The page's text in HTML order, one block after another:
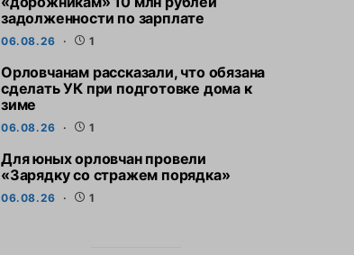
задолженности по зарплате
06.08.26 1
Орловчанам рассказали, что обязана
сделать УК при подготовке дома к
зиме
06.08.26 1
Для юных орловчан провели
«Зарядку со стражем порядка»
06.08.26 1